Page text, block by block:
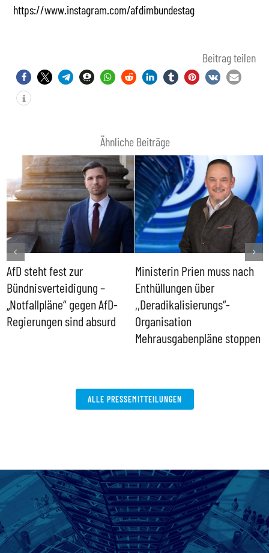
https://www.instagram.com/afdimbundestag
Beitrag teilen
Ähnliche Beiträge
AfD steht fest zur
Bündnisverteidigung –
„Notfallpläne“ gegen AfD-
Regierungen sind absurd
Ministerin Prien muss nach
Enthüllungen über
,,Deradikalisierungs“-
Organisation
Mehrausgabenpläne stoppen
ALLE PRESSEMITTEILUNGEN